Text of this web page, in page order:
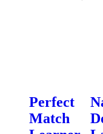
Perfect
Match